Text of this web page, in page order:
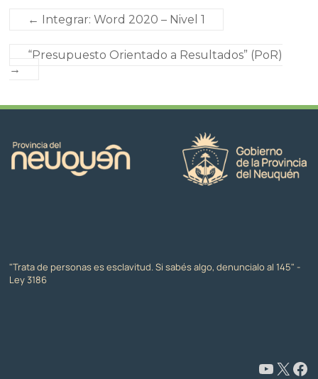
tarea en horario laboral.
que se propone.
Tener disponibilidad para viajar
← Integrar: Word 2020 – Nivel 1
“Presupuesto Orientado a Resultados” (PoR)
→
"Trata de personas es esclavitud. Si sabés algo, denuncialo al 145" -
Ley 3186
www.youtube.com/@CapacitaciónyFormaciónNeuquén X Facebook